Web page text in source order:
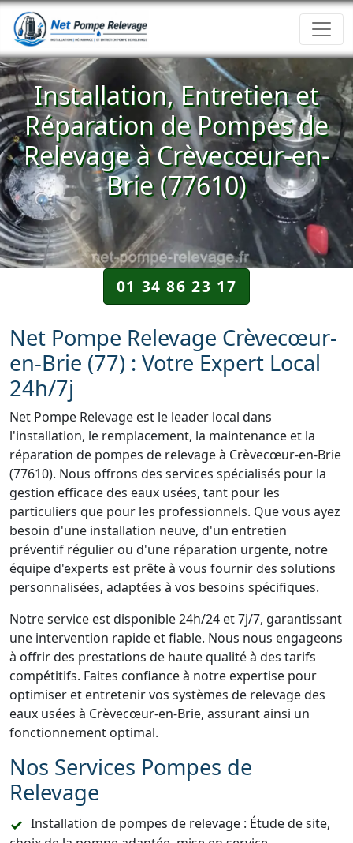
Installation, Entretien et
Réparation de Pompes de
Relevage à Crèvecœur-en-
Brie (77610)
01 34 86 23 17
Net Pompe Relevage Crèvecœur-
en-Brie (77) : Votre Expert Local
24h/7j
Net Pompe Relevage est le leader local dans
l'installation, le remplacement, la maintenance et la
réparation de pompes de relevage à Crèvecœur-en-Brie
(77610). Nous offrons des services spécialisés pour la
gestion efficace des eaux usées, tant pour les
particuliers que pour les professionnels. Que vous ayez
besoin d'une installation neuve, d'un entretien
préventif régulier ou d'une réparation urgente, notre
équipe d'experts est prête à vous fournir des solutions
personnalisées, adaptées à vos besoins spécifiques.
Notre service est disponible 24h/24 et 7j/7, garantissant
une intervention rapide et fiable. Nous nous engageons
à offrir des prestations de haute qualité à des tarifs
compétitifs. Faites confiance à notre expertise pour
optimiser et entretenir vos systèmes de relevage des
eaux usées à Crèvecœur-en-Brie, assurant ainsi un
fonctionnement optimal.
Nos Services Pompes de
Relevage
Installation de pompes de relevage : Étude de site,